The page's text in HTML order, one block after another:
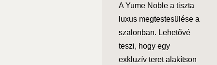
A Yume Noble a tiszta
luxus megtestesülése a
szalonban. Lehetővé
teszi, hogy egy
exkluzív teret alakítson